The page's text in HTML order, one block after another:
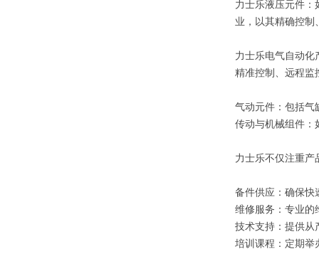
力士乐液压元件：
业，以其精确控制
力士乐电气自动化
精准控制、远程监
气动元件：包括气
传动与机械组件：
力士乐不仅注重产
备件供应：确保快
维修服务：专业的
技术支持：提供从
培训课程：定期举